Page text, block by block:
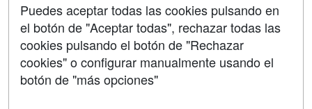
Grupo formazion:
Puedes aceptar todas las cookies pulsando en
el botón de "Aceptar todas", rechazar todas las
cookies pulsando el botón de "Rechazar
cookies" o configurar manualmente usando el
botón de "más opciones"